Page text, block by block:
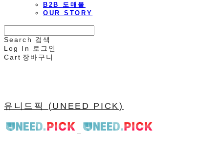
B2B 도매몰
OUR STORY
Search
검색
Log In
로그인
Cart 장바구니
유니드픽 (UNEED PICK)